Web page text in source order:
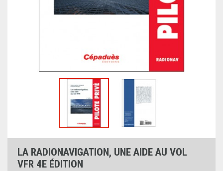
LA RADIONAVIGATION, UNE AIDE AU VOL
VFR 4E ÉDITION